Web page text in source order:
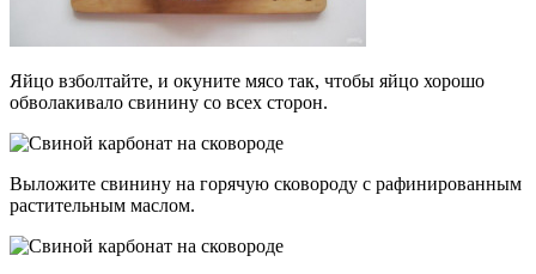
Яйцо взболтайте, и окуните мясо так, чтобы яйцо хорошо
обволакивало свинину со всех сторон.
Выложите свинину на горячую сковороду с рафинированным
растительным маслом.